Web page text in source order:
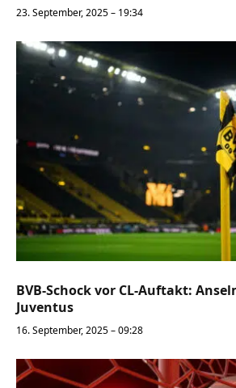
23. September, 2025 – 19:34
BVB-Schock vor CL-Auftakt:
Juventus
16. September, 2025 – 09:28